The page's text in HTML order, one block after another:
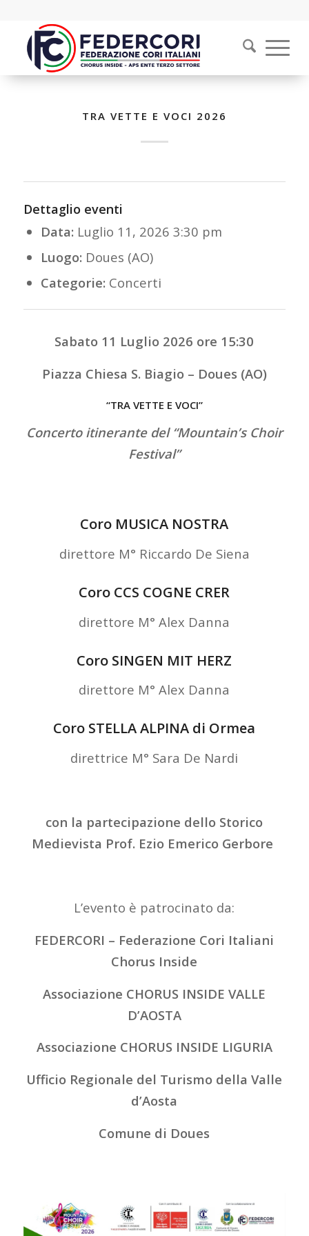
TRA VETTE E VOCI 2026
Dettaglio eventi
Data: Luglio 11, 2026 3:30 pm
Luogo: Doues (AO)
Categorie: Concerti
Sabato 11 Luglio 2026 ore 15:30
Piazza Chiesa S. Biagio – Doues (AO)
“TRA VETTE E VOCI”
Concerto itinerante del “Mountain’s Choir
Festival”
Coro MUSICA NOSTRA
direttore M° Riccardo De Siena
Coro CCS COGNE CRER
direttore M° Alex Danna
Coro SINGEN MIT HERZ
direttore M° Alex Danna
Coro STELLA ALPINA di Ormea
direttrice M° Sara De Nardi
con la partecipazione dello Storico
Medievista Prof. Ezio Emerico Gerbore
L’evento è patrocinato da:
FEDERCORI – Federazione Cori Italiani
Chorus Inside
Associazione CHORUS INSIDE VALLE
D’AOSTA
Associazione CHORUS INSIDE LIGURIA
Ufficio Regionale del Turismo della Valle
d’Aosta
Comune di Doues